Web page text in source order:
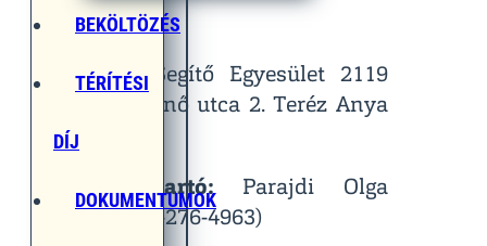
BEKÖLTÖZÉS
TÉRÍTÉSI
DÍJ
DOKUMENTUMOK
Helyszín:
Egymást Segítő Egyesület 2119
Pécel, Pihenő utca 2. Teréz Anya
Terem
Kapcsolattartó:Parajdi Olga
(Tel.: 06-30-276-4963)